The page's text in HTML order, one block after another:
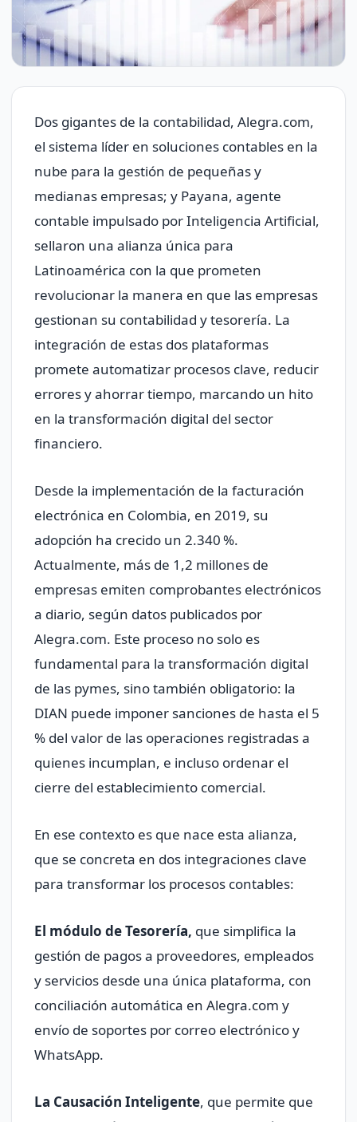
Dos gigantes de la contabilidad, Alegra.com,
el sistema líder en soluciones contables en la
nube para la gestión de pequeñas y
medianas empresas; y Payana, agente
contable impulsado por Inteligencia Artificial,
sellaron una alianza única para
Latinoamérica con la que prometen
revolucionar la manera en que las empresas
gestionan su contabilidad y tesorería. La
integración de estas dos plataformas
promete automatizar procesos clave, reducir
errores y ahorrar tiempo, marcando un hito
en la transformación digital del sector
financiero.
Desde la implementación de la facturación
electrónica en Colombia, en 2019, su
adopción ha crecido un 2.340 %.
Actualmente, más de 1,2 millones de
empresas emiten comprobantes electrónicos
a diario, según datos publicados por
Alegra.com. Este proceso no solo es
fundamental para la transformación digital
de las pymes, sino también obligatorio: la
DIAN puede imponer sanciones de hasta el 5
% del valor de las operaciones registradas a
quienes incumplan, e incluso ordenar el
cierre del establecimiento comercial.
En ese contexto es que nace esta alianza,
que se concreta en dos integraciones clave
para transformar los procesos contables:
El módulo de Tesorería, que simplifica la
gestión de pagos a proveedores, empleados
y servicios desde una única plataforma, con
conciliación automática en Alegra.com y
envío de soportes por correo electrónico y
WhatsApp.
La Causación Inteligente, que permite que